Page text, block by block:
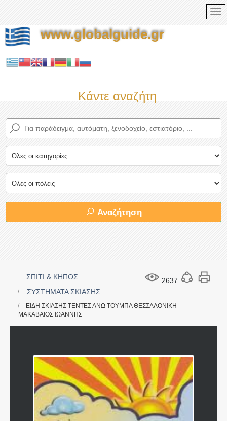
www.globalguide.gr
Κάντε αναζήτηση τώρα
Αναζήτηση
2637
ΣΠΙΤΙ & ΚΗΠΟΣ
ΣΥΣΤΗΜΑΤΑ ΣΚΙΑΣΗΣ
ΕΙΔΗ ΣΚΙΑΣΗΣ ΤΕΝΤΕΣ ΑΝΩ ΤΟΥΜΠΑ ΘΕΣΣΑΛΟΝΙΚΗ
ΜΑΚΑΒΑΙΟΣ ΙΩΑΝΝΗΣ